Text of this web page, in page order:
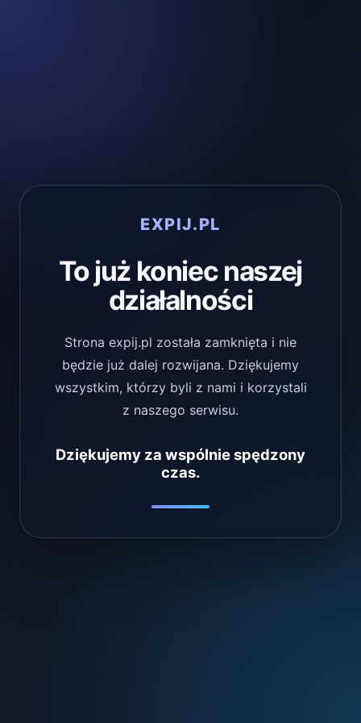
EXPIJ.PL
To już koniec naszej
działalności
Strona expij.pl została zamknięta i nie
będzie już dalej rozwijana. Dziękujemy
wszystkim, którzy byli z nami i korzystali
z naszego serwisu.
Dziękujemy za wspólnie spędzony
czas.